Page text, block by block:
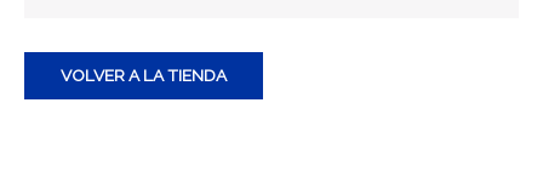
VOLVER A LA TIENDA